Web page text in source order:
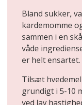
Bland sukker,
kardemomme
sammen i en
våde
er helt ensartet.
Tilsæt
grundigt i 5-10
ved lav